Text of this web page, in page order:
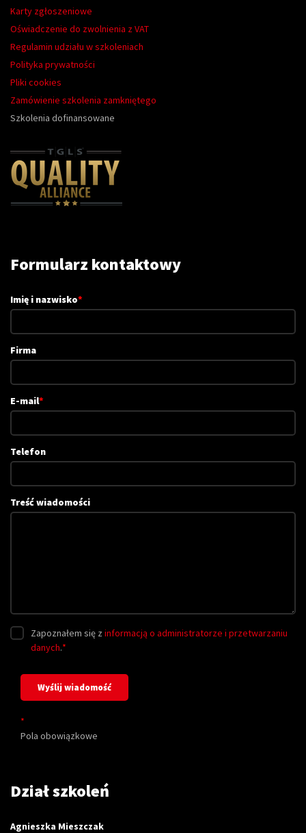
Karty zgłoszeniowe
Oświadczenie do zwolnienia z VAT
Regulamin udziału w szkoleniach
Polityka prywatności
Pliki cookies
Zamówienie szkolenia zamkniętego
Szkolenia dofinansowane
Formularz kontaktowy
Imię i nazwisko*
Firma
E-mail*
Telefon
Treść wiadomości
Zapoznałem się z informacją o administratorze i przetwarzaniu
danych.*
*
Pola obowiązkowe
Dział szkoleń
Agnieszka Mieszczak